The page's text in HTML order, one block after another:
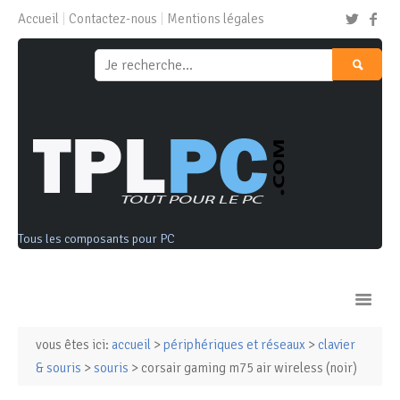
Accueil Contactez-nous Mentions légales
Tous les composants pour PC
Ordinateurs & Tablettes
vous êtes ici: accueil > périphériques et réseaux > clavier
& souris > souris > corsair gaming m75 air wireless (noir)